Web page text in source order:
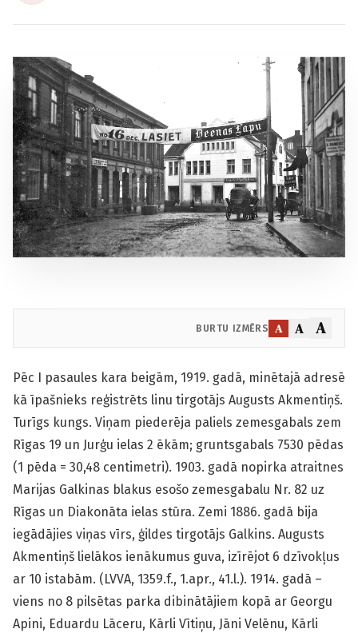
BURTU IZMĒRS A A A
Pēc I pasaules kara beigām, 1919. gadā, minētajā adresē
kā īpašnieks reģistrēts linu tirgotājs Augusts Akmentiņš.
Turīgs kungs. Viņam piederēja paliels zemesgabals zem
Rīgas 19 un Jurģu ielas 2 ēkām; gruntsgabals 7530 pēdas
(1 pēda = 30,48 centimetri). 1903. gadā nopirka atraitnes
Marijas Galkinas blakus esošo zemesgabalu Nr. 82 uz
Rīgas un Diakonāta ielas stūra. Zemi 1886. gadā bija
iegādājies viņas vīrs, ģildes tirgotājs Galkins. Augusts
Akmentiņš lielākos ienākumus guva, izīrējot 6 dzīvokļus
ar 10 istabām. (LVVA, 1359.f., 1.apr., 41.l.). 1914. gadā –
viens no 8 pilsētas parka dibinātājiem kopā ar Georgu
Apini, Eduardu Lāceru, Kārli Vītiņu, Jāni Velēnu, Kārli